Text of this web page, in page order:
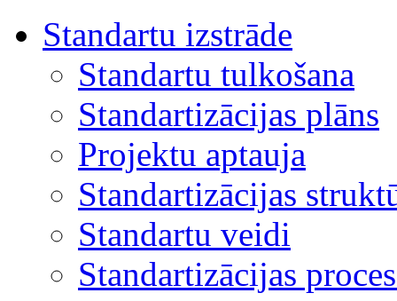
Standartu izstrāde
Standartu tulkošana
Standartizācijas plāns
Projektu aptauja
Standartizācijas
Standartu veidi
Standartizācijas